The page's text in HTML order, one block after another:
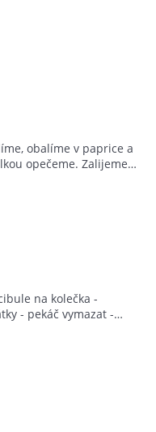
obalíme v paprice a
opečeme. Zalijeme…
na kolečka -
- pekáč vymazat -…